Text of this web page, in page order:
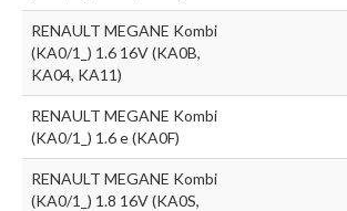
RENAULT MEGANE Kombi
(KA0/1_) 1.6 16V (KA0B,
KA04, KA11)
RENAULT MEGANE Kombi
(KA0/1_) 1.6 e (KA0F)
RENAULT MEGANE Kombi
(KA0/1_) 1.8 16V (KA0S,